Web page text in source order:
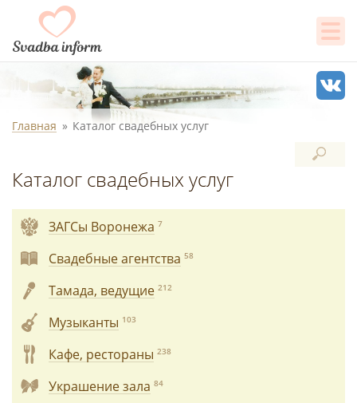
Главная Каталог свадебных услуг
Каталог свадебных услуг
ЗАГСы Воронежа 7
Свадебные агентства 58
Тамада, ведущие 212
Музыканты 103
Кафе, рестораны 238
Украшение зала 84